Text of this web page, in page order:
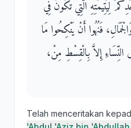
لِيَتِيمَتِهِ الَّتِي تَكُونُ فِي
فَنُهُوا أَنْ يَنْكِحُوا مَا
النِّسَاءِ إِلاَّ بِالْقِسْطِ مِنْ،
Telah menceritakan